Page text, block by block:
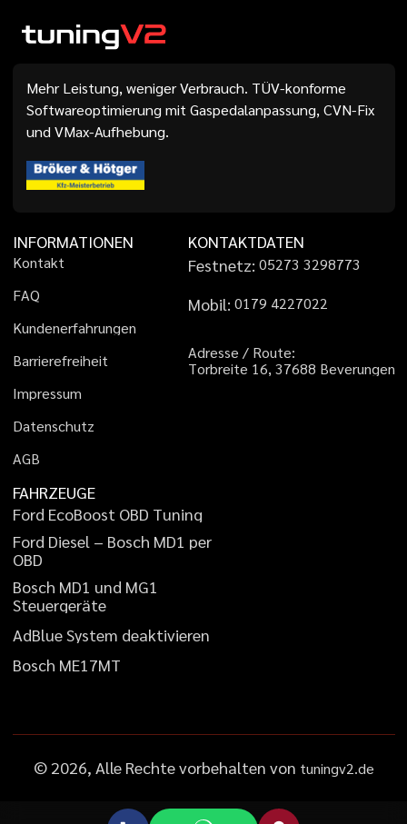
Mehr Leistung, weniger Verbrauch. TÜV-konforme
Softwareoptimierung mit Gaspedalanpassung, CVN-Fix
und VMax-Aufhebung.
INFORMATIONEN
Kontakt
FAQ
Kundenerfahrungen
Barrierefreiheit
Impressum
Datenschutz
AGB
KONTAKTDATEN
Festnetz: 05273 3298773
Mobil: 01 79 4227022
Adresse / Route:
Torbreite 16, 37688 Beverungen
FAHRZEUGE
Ford EcoBoost OBD Tuning
Ford Diesel – Bosch MD1 per
OBD
Bosch MD1 und MG1
Steuergeräte
AdBlueSystem deaktivieren
Bosch ME17MT
© 2026, Alle Rechte vorbehalten von tuningv2.de